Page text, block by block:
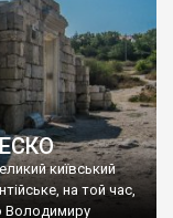
київський
на той час,
Володимиру